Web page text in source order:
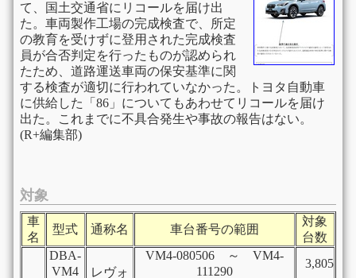
て、国土交通省にリコールを届け出
た。車両製作工場の完成検査で、所定
の教育を受けずに登用された完成検査
員が合否判定を行ったものが認められ
たため、道路運送車両の保安基準に関
する検査が適切に行われていなかった。トヨタ自動車
に供給した「86」についてもあわせてリコールを届け
出た。これまでに不具合発生や事故の報告はない。
(R+編集部)
対象
車
名
型式 通称名 車台番号の範囲
対象
台数
DBA-
VM4
レヴォ
VM4-080506 ～ VM4-
111290
3,805